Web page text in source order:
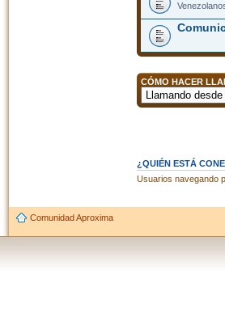
CÓMO HACER
¿QUIÉN ESTÁ
Usuarios navegando
Comunidad Aproxima